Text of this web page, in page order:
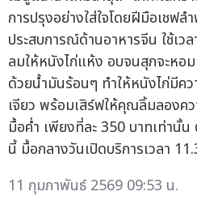
การปรุงอย่างใส่ใจโดยฝีมือเชฟ
ประสบการณ์ด้านอาหารจีน ใช้เว
ลมให้หนังไก่แห้ง อบจนสุกจะหอ
ด้วยน้ำมันร้อนๆ ทำให้หนังไก่มีคว
เจียว พร้อมเสิร์ฟให้คุณลิ้มลองค
มื้อค่ำ เพียงที่ละ 350 บาทเท่านั้
นี้ มื้อกลางวันเปิดบริการเวลา
11 กุมภาพันธ์ 2569 09:53 น.